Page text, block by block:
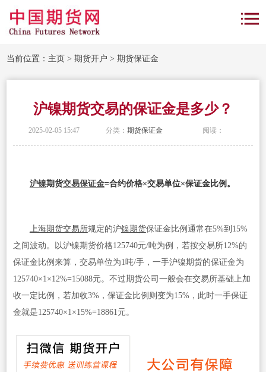
当前位置： 主页 >期货开户 >期货保证金
沪镍期货交易的保证金是多少？
2025-02-05 15:47 分类： 期货保证金 阅读：
沪镍期货交易保证金=合约价格×交易单位×保证金比例。
上海期货交易所规定的沪镍期货保证金比例通常在5%到15%
之间波动。以沪镍期货价格125740元/吨为例，若按交易所12%的
保证金比例来算，交易单位为1吨/手，一手沪镍期货的保证金为
125740×1×12%=15088元。不过期货公司一般会在交易所基础上加
收一定比例，若加收3%，保证金比例则变为15%，此时一手保证
金就是125740×1×15%=18861元。